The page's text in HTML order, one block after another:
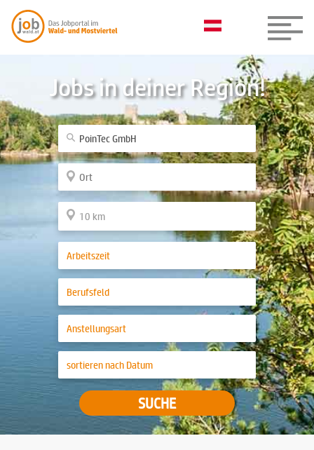
Jobs in deiner Region!
SUCHE